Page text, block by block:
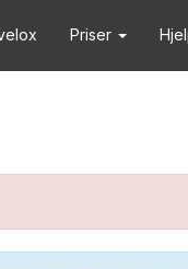
Priser